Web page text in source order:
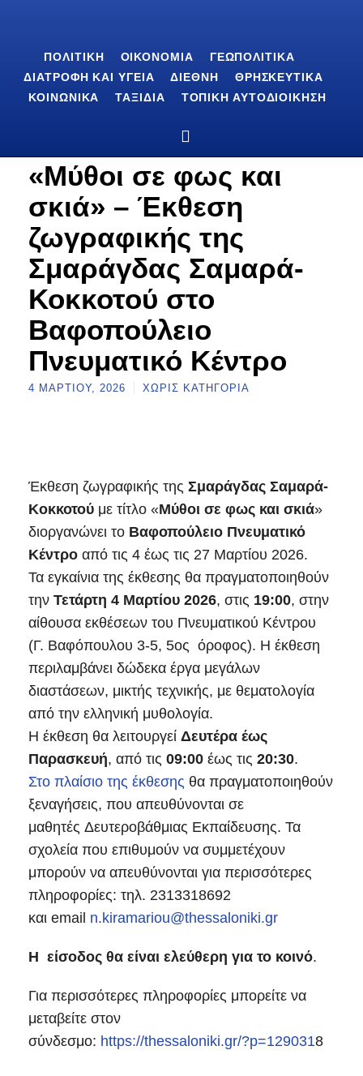
ΠΟΛΙΤΙΚΉ ΟΙΚΟΝΟΜΊΑ
ΓΕΩΠΟΛΙΤΙΚΆ
ΔΙΑΤΡΟΦΉ ΚΑΙ ΥΓΕΊΑ
ΔΙΕΘΝΉ
ΘΡΗΣΚΕΥΤΙΚΆ
ΚΟΙΝΩΝΙΚΆ
ΤΑΞΊΔΙΑ ΤΟΠΙΚΉ ΑΥΤΟΔΙΟΊΚΗΣΗ
«Μύθοι σε φως και
σκιά» – Έκθεση
ζωγραφικής της
Σμαράγδας Σαμαρά-
Κοκκοτού στο
Βαφοπούλειο
Πνευματικό Κέντρο
4 ΜΑΡΤΊΟΥ, 2026 ΧΩΡΊΣ ΚΑΤΗΓΟΡΊΑ
Έκθεση ζωγραφικής της Σμαράγδας Σαμαρά-
Κοκκοτού με τίτλο «Μύθοι σε φως και σκιά»
διοργανώνει το Βαφοπούλειο Πνευματικό
Κέντρο από τις 4 έως τις 27 Μαρτίου 2026.
Τα εγκαίνια της έκθεσης θα πραγματοποιηθούν
την Τετάρτη 4 Μαρτίου 2026, στις 19:00, στην
αίθουσα εκθέσεων του Πνευματικού Κέντρου
(Γ. Βαφόπουλου 3-5, 5ος όροφος). Η έκθεση
περιλαμβάνει δώδεκα έργα μεγάλων
διαστάσεων, μικτής τεχνικής, με θεματολογία
από την ελληνική μυθολογία.
Η έκθεση θα λειτουργεί Δευτέρα έως
Παρασκευή, από τις 09:00 έως τις 20:30.
Στο πλαίσιο της έκθεσης θα πραγματοποιηθούν
ξεναγήσεις, που απευθύνονται σε
μαθητές Δευτεροβάθμιας Εκπαίδευσης. Τα
σχολεία που επιθυμούν να συμμετέχουν
μπορούν να απευθύνονται για περισσότερες
πληροφορίες: τηλ. 2313318692
και email n.kiramariou@thessaloniki.gr
Η είσοδος θα είναι ελεύθερη για το κοινό.
Για περισσότερες πληροφορίες μπορείτε να
μεταβείτε στον
σύνδεσμο: https://thessaloniki.gr/?p=1290318